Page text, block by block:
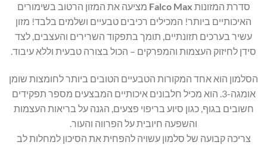
סדרת המזונות Falco Max מציעה את המזון הרטוב בשימורים
האיכותיים ביותר! המכילים רכיבים טבעיים ושלמים בלבד! מזון
עשיר בערכים תזונתיים, תומך בתפקוד השרירים והעצבים, לצד
סידן לחיזוק העצמות והמפרקים – הכול בצורה טבעית וללא עיבוד.
הסלמון הוא אחד המקורות הטבעיים הטובים ביותר לחומצות שומן
אומגה-3. הוא מכיל חלבונים איכותיים המבצעים מספר תפקידים
חשובים בגוף, כגון סיוע בריפוי פצעים, הגנה על בריאות העצמות
והשפעה חיובית על הפרווה והעור.
צריכה קבועה של סלמון עשויה להפחית את הסיכון למחלות לב